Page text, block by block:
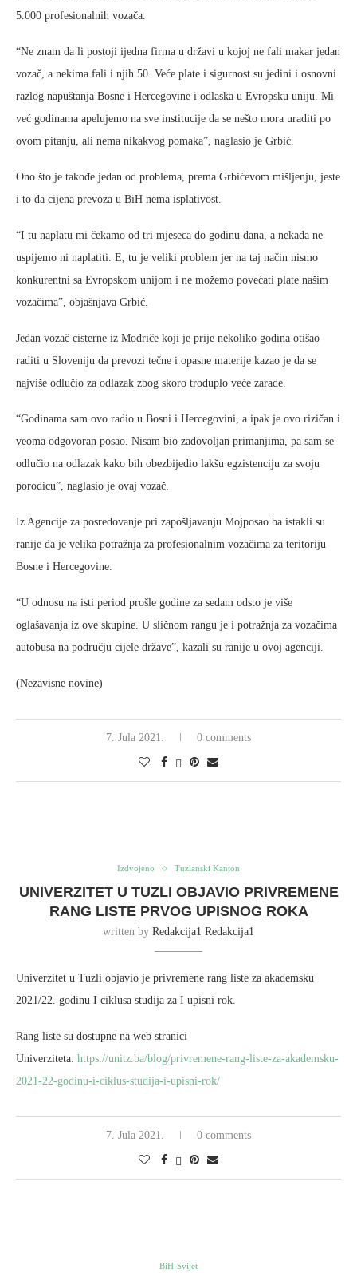
5.000 profesionalnih vozača.
“Ne znam da li postoji ijedna firma u državi u kojoj ne fali makar jedan
vozač, a nekima fali i njih 50. Veće plate i sigurnost su jedini i osnovni
razlog napuštanja Bosne i Hercegovine i odlaska u Evropsku uniju. Mi
već godinama apelujemo na sve institucije da se nešto mora uraditi po
ovom pitanju, ali nema nikakvog pomaka”, naglasio je Grbić.
Ono što je takođe jedan od problema, prema Grbićevom mišljenju, jeste
i to da cijena prevoza u BiH nema isplativost.
“I tu naplatu mi čekamo od tri mjeseca do godinu dana, a nekada ne
uspijemo ni naplatiti. E, tu je veliki problem jer na taj način nismo
konkurentni sa Evropskom unijom i ne možemo povećati plate našim
vozačima”, objašnjava Grbić.
Jedan vozač cisterne iz Modriče koji je prije nekoliko godina otišao
raditi u Sloveniju da prevozi tečne i opasne materije kazao je da se
najviše odlučio za odlazak zbog skoro troduplo veće zarade.
“Godinama sam ovo radio u Bosni i Hercegovini, a ipak je ovo rizičan i
veoma odgovoran posao. Nisam bio zadovoljan primanjima, pa sam se
odlučio na odlazak kako bih obezbijedio lakšu egzistenciju za svoju
porodicu”, naglasio je ovaj vozač.
Iz Agencije za posredovanje pri zapošljavanju Mojposao.ba istakli su
ranije da je velika potražnja za profesionalnim vozačima za teritoriju
Bosne i Hercegovine.
“U odnosu na isti period prošle godine za sedam odsto je više
oglašavanja iz ove skupine. U sličnom rangu je i potražnja za vozačima
autobusa na području cijele države”, kazali su ranije u ovoj agenciji.
(Nezavisne novine)
7. Jula 2021. 0 comments
Izdvojeno Tuzlanski Kanton
UNIVERZITET U TUZLI OBJAVIO PRIVREMENE
RANG LISTE PRVOG UPISNOG ROKA
written by Redakcija1 Redakcija1
Univerzitet u Tuzli objavio je privremene rang liste za akademsku
2021/22. godinu I ciklusa studija za I upisni rok.
Rang liste su dostupne na web stranici
Univerziteta: https://unitz.ba/blog/privremene-rang-liste-za-akademsku-
2021-22-godinu-i-ciklus-studija-i-upisni-rok/
7. Jula 2021. 0 comments
BiH-Svijet